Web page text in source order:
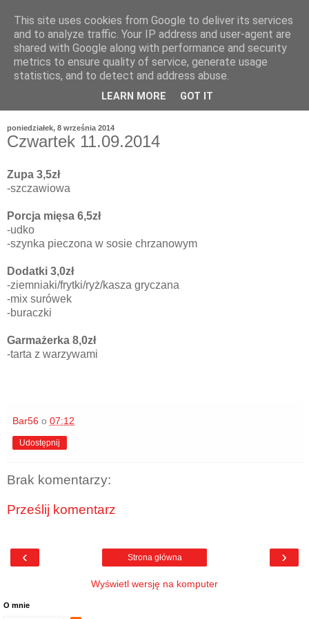
poniedziałek, 8 września 2014
Czwartek 11.09.2014
Zupa 3,5zł
-szczawiowa
Porcja mięsa 6,5zł
-udko
-szynka pieczona w sosie chrzanowym
Dodatki 3,0zł
-ziemniaki/frytki/ryż/kasza gryczana
-mix surówek
-buraczki
Garmażerka 8,0zł
-tarta z warzywami
Bar56 o 07:12
Udostępnij
Brak komentarzy:
Prześlij komentarz
‹ ›
Strona główna
Wyświetl wersję na komputer
O mnie
This site uses cookies from Google to deliver its services
and to analyze traffic. Your IP address and user-agent are
shared with Google along with performance and security
metrics to ensure quality of service, generate usage
statistics, and to detect and address abuse.
LEARN MORE GOT IT